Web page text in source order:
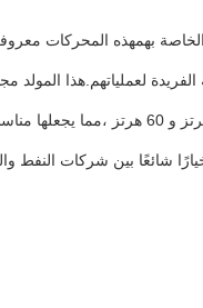
بهمهذه المحركات معروفة
الاختيار من بين 208 و 220 و 380 و 480 فولت لتلبية متطلبات
تم تصميم مولد حقل النفط بتنظيم متعدد الأسطوانات ، مما يوفر طاقة إنتاج
شائعًا بين شركات النفط